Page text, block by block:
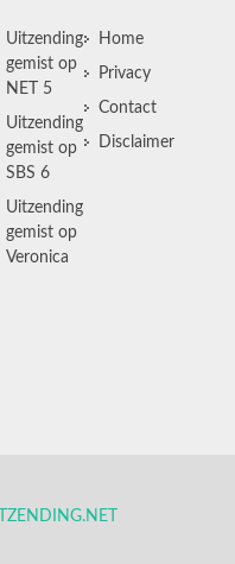
Uitzending
gemist op
NET 5
Uitzending
gemist op
SBS 6
Uitzending
gemist op
Veronica
Home
Privacy
Contact
Disclaimer